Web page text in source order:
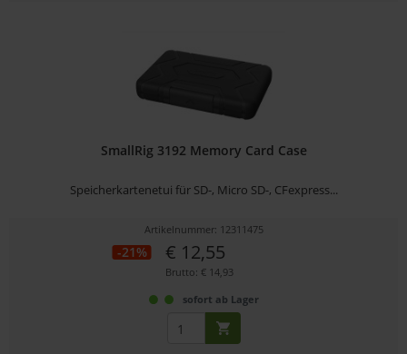
SmallRig 3192 Memory Card Case
Speicherkartenetui für SD-, Micro SD-, CFexpress...
Artikelnummer: 12311475
-21% € 12,55
Brutto: € 14,93
sofort ab Lager